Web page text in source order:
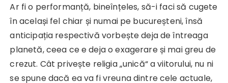
Ar fi o performanță, bineînțeles, să-i faci să cugete
în același fel chiar și numai pe bucureșteni, însă
anticipația respectivă vorbește deja de întreaga
planetă, ceea ce e deja o exagerare și mai greu de
crezut. Cât privește religia „unică“ a viitorului, nu ni
se spune dacă ea va fi vreuna dintre cele actuale,